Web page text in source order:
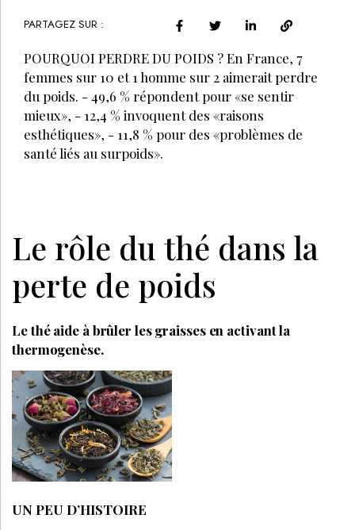
PARTAGEZ SUR :
POURQUOI PERDRE DU POIDS ? En France, 7
femmes sur 10 et 1 homme sur 2 aimerait perdre
du poids. - 49,6 % répondent pour «se sentir
mieux», - 12,4 % invoquent des «raisons
esthétiques», - 11,8 % pour des «problèmes de
santé liés au surpoids».
Le rôle du thé dans la
perte de poids
Le thé aide à brûler les graisses en activant la
thermogenèse.
UN PEU D’HISTOIRE